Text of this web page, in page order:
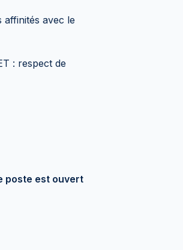
affinités avec le
: respect de
poste est ouvert